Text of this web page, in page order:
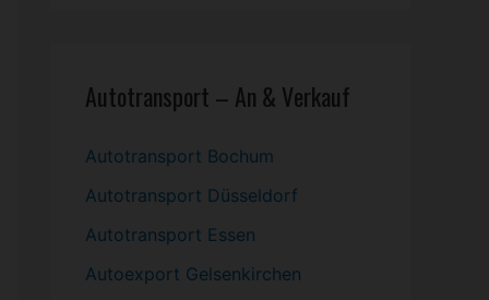
Autotransport – An & Verkauf
Autotransport Bochum
Autotransport Düsseldorf
Autotransport Essen
Autoexport Gelsenkirchen